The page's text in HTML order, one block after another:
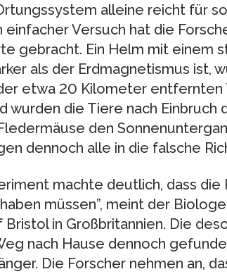
alleine reicht für
einfacher Versuch hat die
gebracht. Ein Helm mit einem
als der Erdmagnetismus ist,
etwa 20 Kilometer
wurden die Tiere nach Einbruch
den
dennoch alle in die falsche
machte deutlich, dass
müssen”, meint der
Bristol in Großbritannien. Die
nach Hause dennoch
Die Forscher nehmen an,